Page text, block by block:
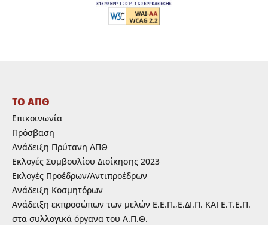
ΤΟ ΑΠΘ
Επικοινωνία
Πρόσβαση
Ανάδειξη Πρύτανη ΑΠΘ
Εκλογές Συμβουλίου Διοίκησης 2023
Εκλογές Προέδρων/Αντιπροέδρων
Ανάδειξη Κοσμητόρων
Ανάδειξη εκπροσώπων των μελών Ε.Ε.Π.,Ε.ΔΙ.Π. ΚΑΙ Ε.Τ.Ε.Π.
στα συλλογικά όργανα του Α.Π.Θ.